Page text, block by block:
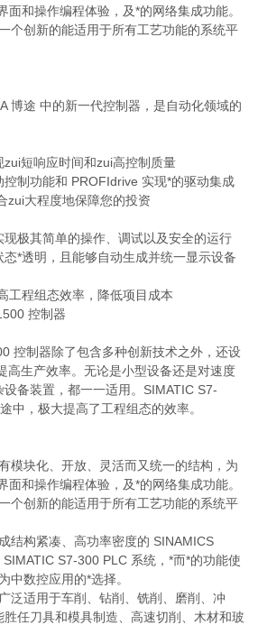
面和操作编程体验，及*的网络集成功能。
个创新的能适用于所有工艺功能的系统平
博途 中的新一代控制器，是自动化领域的
短响应时间和zui高控制质量
制功能和 PROFIdrive 实现*的驱动集成
zui大程度地保障您的投资
极其简单的操作、调试以及安全的运行
*透明，且能够自动生成并统一显示设备
工程组态效率，降低项目成本
控制器除了包含多种创新技术之外，还设
高生产效率。无论是小型设备还是对速度
备装置，都一一适用。SIMATIC S7-
中，极大提高了工程组态的效率。
模块化、开放、灵活而又统一的结构，为
面和操作编程体验，及*的网络集成功能。
个创新的能适用于所有工艺功能的系统平
结构紧凑、高功率密度的 SINAMICS
S7-300 PLC 系统，*而*的功能使
中数控应用的*选择。
泛适用于车削、钻削、铣削、磨削、冲
任刀具和模具制造、高速切削、木材和玻